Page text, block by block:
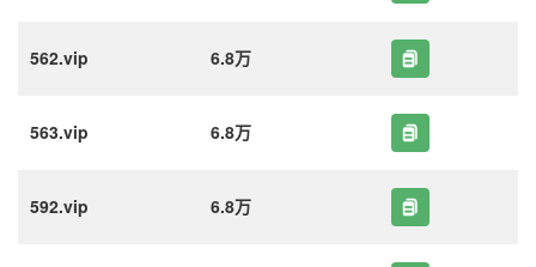
562.vip 6.8万
563.vip 6.8万
592.vip 6.8万